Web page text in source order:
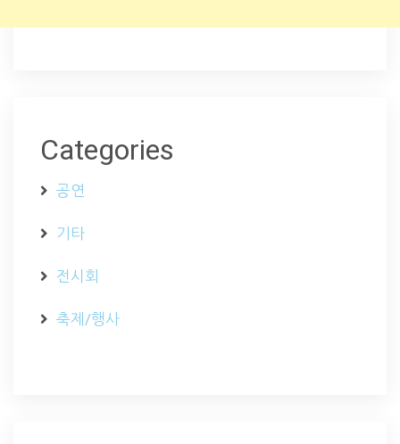
Categories
공연
기타
전시회
축제/행사